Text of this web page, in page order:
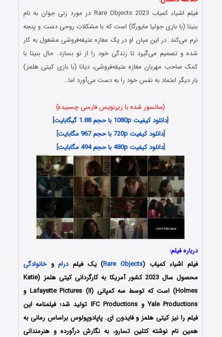
فیلم اشیاء کمیاب Rare Objects 2023 در مورد زنی جوان به نام
بنیتا (با بازی جولیا مایورگا) است که با مشکلات روحی دست و پنجه
نرم می‌کند. در این میان او در یک مغازه عتیقه‌فروشی مشغول به کار
شده و تصمیم می‌گیرد تا زندگی خود را از نو بسازد. حال بنیتا با
کمک صاحب مهربان مغازه عتیقه‌فروشی، دیانا (با بازی کیتی هلمز)
بار دیگر اعتماد به نفس خود را به دست می‌آورد اما…
(سانسور شده با زیرنویس فارسی چسبیده)
[دانلود کیفیت 1080p با حجم 1.88 گیگابایت
]
[دانلود کیفیت 720p با حجم 967 مگابایت
]
[دانلود کیفیت 480p با حجم 494 مگابایت ]
درباره فیلم:
فیلم اشیاء کمیاب(
Rare Objects) یک فیلمدراموخانوادگی
محصول سال 2023 کشور آمریکا به کارگردانی کیتی هلمز (Katie
Holmes) است که توسط سه کمپانی Lafayette Pictures (II) و
Yale Productions و IFC Productions تولید شد؛ فیلمنامه این
فیلم را نیز کیتی هلمز و فایدون ای. پاپادوپولوس براساس رمانی به
همین نام نوشته کتلین تسارو، به نگارش درآورده و هنرمندانی